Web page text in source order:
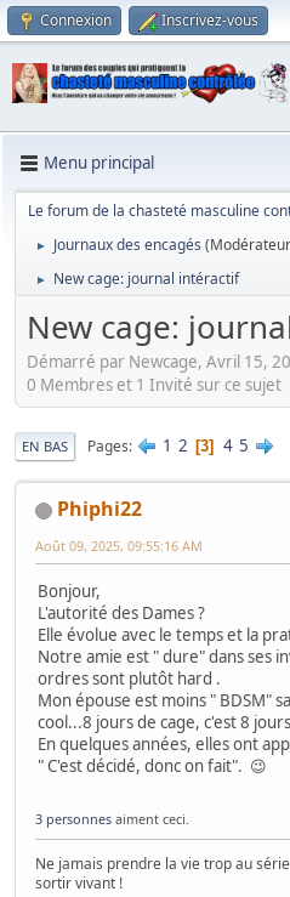
Connexion Inscrivez-vous
Menu principal
Le forum de la chasteté masculine
► Journaux des encagés
► New cage: journal intéractif
New cage:
Démarré par Newcage, Avril 15,
0 Membres et 1 Invité sur ce sujet
EN BAS Pages 1 2 3 4 5
Phiphi22
Août 09, 2025, 09:55:16 AM
Bonjour,
L'autorité des Dames ?
Elle évolue avec le temps et la
Notre amie est " dure" dans ses
ordres sont plutôt hard .
Mon épouse est moins " BDSM"
cool...8 jours de cage, c'est 8
En quelques années, elles ont
" C'est décidé, donc on fait". 😉
3 personnes aiment ceci.
Ne jamais prendre la vie trop au
sortir vivant !